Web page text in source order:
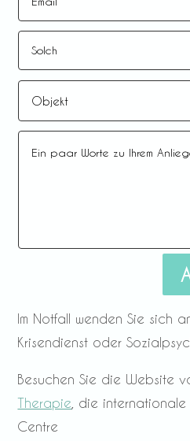
Im Notfall wenden Sie sich
Krisendienst oder
Besuchen Sie die Website
Therapie , die
Centre